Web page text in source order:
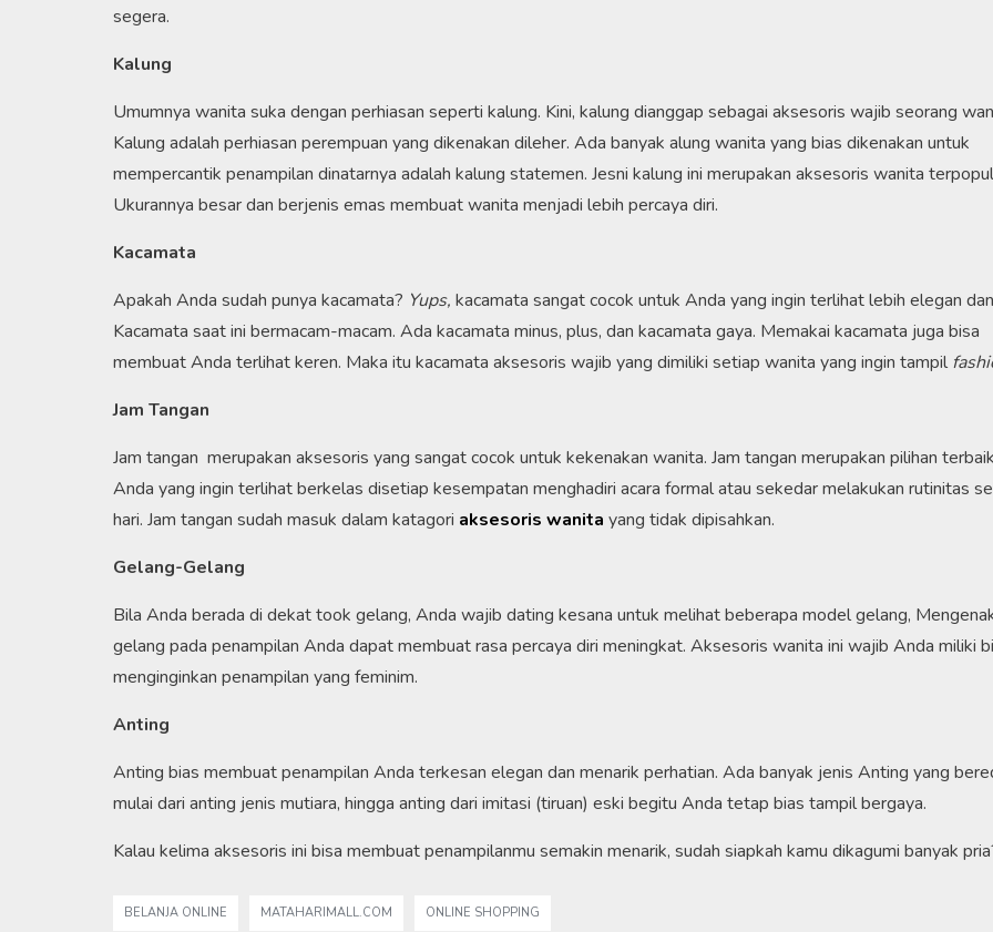
segera.
Kalung
Umumnya wanita suka dengan perhiasan seperti kalung. Kini, kalung dianggap sebagai aksesoris wajib seorang
Kalung adalah perhiasan perempuan yang dikenakan dileher. Ada banyak alung wanita yang bias dikenakan untuk
mempercantik penampilan dinatarnya adalah kalung statemen. Jesni kalung ini merupakan aksesoris wanita
Ukurannya besar dan berjenis emas membuat wanita menjadi lebih percaya diri.
Kacamata
Apakah Anda sudah punya kacamata? Yups, kacamata sangat cocok untuk Anda yang ingin terlihat lebih elegan
Kacamata saat ini bermacam-macam. Ada kacamata minus, plus, dan kacamata gaya. Memakai kacamata juga bisa
membuat Anda terlihat keren. Maka itu kacamata aksesoris wajib yang dimiliki setiap wanita yang ingin tampil
Jam Tangan
Jam tangan merupakan aksesoris yang sangat cocok untuk kekenakan wanita. Jam tangan merupakan pilihan
Anda yang ingin terlihat berkelas disetiap kesempatan menghadiri acara formal atau sekedar melakukan rutinitas
hari. Jam tangan sudah masuk dalam katagori aksesoris wanita yang tidak dipisahkan.
Gelang-Gelang
Bila Anda berada di dekat took gelang, Anda wajib dating kesana untuk melihat beberapa model gelang,
gelang pada penampilan Anda dapat membuat rasa percaya diri meningkat. Aksesoris wanita ini wajib Anda miliki
menginginkan penampilan yang feminim.
Anting
Anting bias membuat penampilan Anda terkesan elegan dan menarik perhatian. Ada banyak jenis Anting yang
mulai dari anting jenis mutiara, hingga anting dari imitasi (tiruan) eski begitu Anda tetap bias tampil bergaya.
Kalau kelima aksesoris ini bisa membuat penampilanmu semakin menarik, sudah siapkah kamu dikagumi banyak
BELANJA ONLINE MATAHARIMALL.COM ONLINE SHOPPING